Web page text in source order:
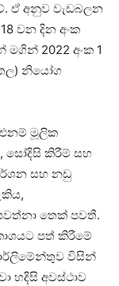
ඒ අනුව වැඩබලන
වන දින අංක
මගින් 2022 අංක 1
නියෝග
මූලික
සෝදිසි කිරීම් සහ
සහ නඩු
තෙක් පවතී.
පත් කිරීමේ
විසින්
හදිසි අවස්ථාව